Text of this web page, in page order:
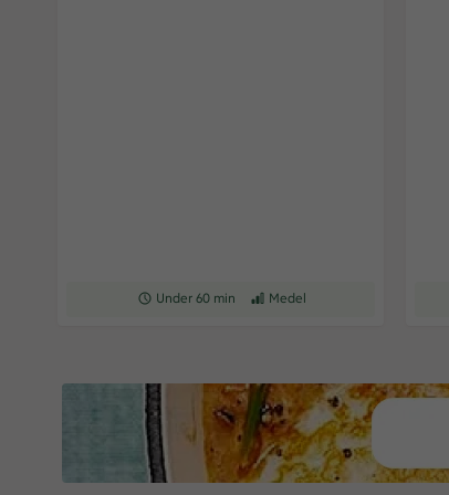
Receptet tar Under 60 min att tillaga
Under 60 min Receptet har Medel svårighetsgrad
Medel